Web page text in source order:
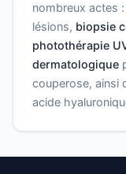
nombreux actes :
lésions, biopsie
photothérapie
dermatologique
couperose, ainsi
acide